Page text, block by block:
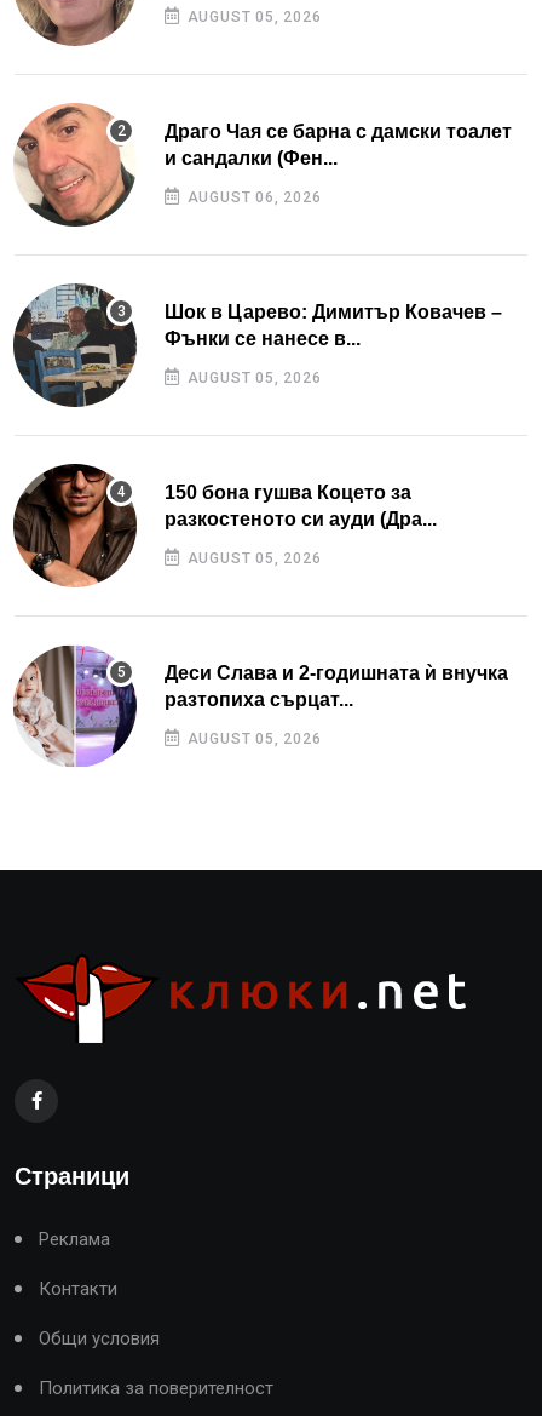
AUGUST 05, 2026
Драго Чая се барна с дамски тоалет
и сандалки (Фен...
AUGUST 06, 2026
Шок в Царево: Димитър Ковачев –
Фънки се нанесе в...
AUGUST 05, 2026
150 бона гушва Коцето за
разкостеното си ауди (Дра...
AUGUST 05, 2026
Деси Слава и 2-годишната ѝ внучка
разтопиха сърцат...
AUGUST 05, 2026
Страници
Реклама
Контакти
Общи условия
Политика за поверителност